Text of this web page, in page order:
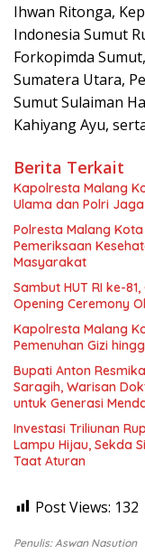
Ihwan Ritonga,
Indonesia Sumut
Forkopimda
Sumatera Utara,
Sumut Sulaiman
Kahiyang Ayu,
Berita Terkait
Kapolresta Malang
Ulama dan Polri
Polresta Malang
Pemeriksaan
Masyarakat
Sambut HUT RI ke-
Opening Ceremony
Kapolresta Malang
Pemenuhan Gizi
Bupati Anton
Saragih, Warisan
untuk Generasi
Investasi Triliunan
Lampu Hijau, Sekda
Taat Aturan
Post Views: 132
Penulis: Aswan Nasution